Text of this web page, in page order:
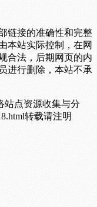
链接的准确性和完整
本站实际控制，在网
合法，后期网页的内
进行删除，本站不承
站点资源收集与分
转载请注明